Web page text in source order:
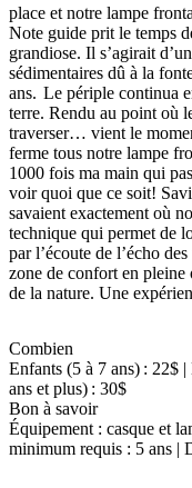
place et notre lampe
Note guide prit le temps
grandiose. Il s’agirait
sédimentaires dû à la
ans. Le périple continua
terre. Rendu au point où
traverser… vient le
ferme tous notre lampe
1000 fois ma main qui
voir quoi que ce soit!
savaient exactement où
technique qui permet de
par l’écoute de l’écho
zone de confort en pleine
de la nature. Une
Combien
Enfants (5 à 7 ans) : 22$
ans et plus) : 30$
Bon à savoir
Équipement : casque et
minimum requis : 5 ans |